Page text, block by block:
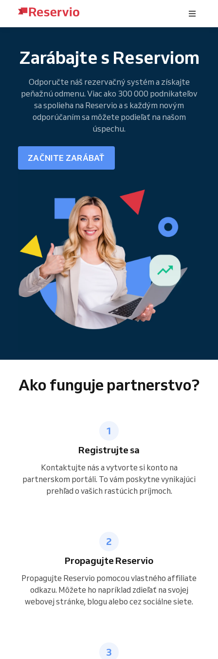
Zarábajte s Reserviom
Odporučte náš rezervačný systém a získajte
peňažnú odmenu. Viac ako 300 000 podnikateľov
sa spolieha na Reservio a s každým novým
odporúčaním sa môžete podieľať na našom
úspechu.
ZAČNITE ZARÁBAŤ
Ako funguje partnerstvo?
Registrujte sa
Kontaktujte nás a vytvorte si konto na
partnerskom portáli. To vám poskytne vynikajúci
prehľad o vašich rastúcich príjmoch.
Propagujte Reservio
Propagujte Reservio pomocou vlastného affiliate
odkazu. Môžete ho napríklad zdieľať na svojej
webovej stránke, blogu alebo cez sociálne siete.